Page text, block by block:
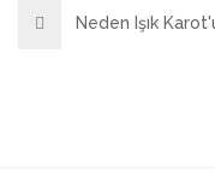
Neden Işık